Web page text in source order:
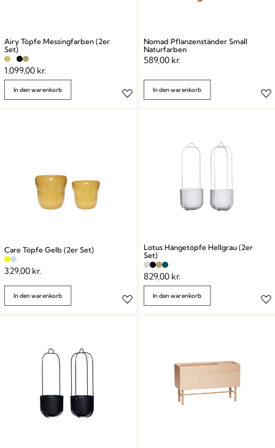
Airy Töpfe Messingfarben (2er
Set)
1.099,00 kr.
In den warenkorb
Nomad Pflanzenständer Small
Naturfarben
589,00 kr.
In den warenkorb
Care Töpfe Gelb (2er Set)
329,00 kr.
In den warenkorb
Lotus Hängetöpfe Hellgrau (2er
Set)
829,00 kr.
In den warenkorb